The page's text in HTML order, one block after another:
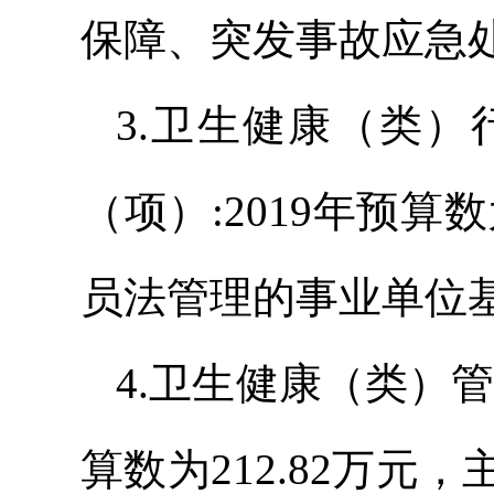
保障、突发事故应
3.卫生健康（类）
（项）:2019年预算
员法管理的事业单位
4.卫生健康（类）
算数为212.82万元，